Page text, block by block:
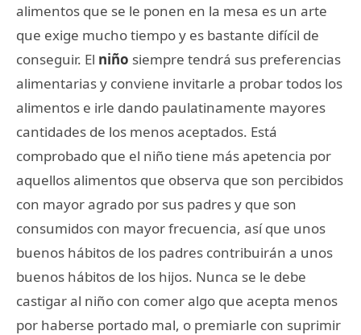
alimentos que se le ponen en la mesa es un arte
que exige mucho tiempo y es bastante difícil de
conseguir. El niño siempre tendrá sus preferencias
alimentarias y conviene invitarle a probar todos los
alimentos e irle dando paulatinamente mayores
cantidades de los menos aceptados. Está
comprobado que el niño tiene más apetencia por
aquellos alimentos que observa que son percibidos
con mayor agrado por sus padres y que son
consumidos con mayor frecuencia, así que unos
buenos hábitos de los padres contribuirán a unos
buenos hábitos de los hijos. Nunca se le debe
castigar al niño con comer algo que acepta menos
por haberse portado mal, o premiarle con suprimir